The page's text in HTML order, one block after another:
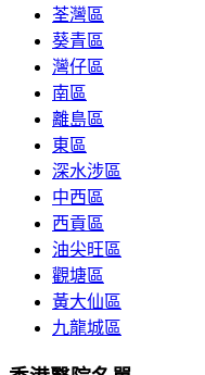
荃灣區
葵青區
灣仔區
南區
離島區
東區
深水涉區
中西區
西貢區
油尖旺區
觀塘區
黃大仙區
九龍城區